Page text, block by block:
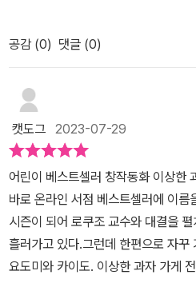
는 치사라는아이와 같이 타게 되죠
었고 집에 온 하루타는 천옥원에 가고
고 고함을 한 번도 안 질러서새로운
더 무서운 롤러코스터를 타다 피에로
들을 떠올리게 됩니다그런데 신지는
러자 스피커에서 말이 나옵니다지난
제 지옥에 뱃속 코스를 즐겨 주십시
다...아이는 읽으면서 얼마나 재미있
쉽지 않고 이야기해준다고 바쁘네요.
천옥원으로 오게 됩니다란이 관심을
포스에무섭고 섬뜩한 결말을 내어줄
맞는 이야기가 아닐까 싶어요.실제로
머나' 싶더라구요 ㅎㅎ​​​​이번에 전천당
상한 놀이공원 천옥원은전천당 시리
지의 에피소드가옴니버스 형식으로
이공원에서 볼 수 있는 다양한 소재
는 놀이공원을무서운 공간으로 상상
요.그러면서 빠져들게 되는 스토리
생각이 들었답니다.두근두근 대관람
콘, 어느 과자 가게에서,마령의 점술
목 극장 ​​전천당이 희망을 주는 이야
하는 이야기가 가득합니다^^​천옥원
공감 (0) 댓글 (0)
캣도그 2023-07-29
어린이 베스트셀러 창작동화 이상한
바로 온라인 서점 베스트셀러에 이
시즌이 되어 로쿠조 교수와 대결을
흘러가고 있다.그런데 한편으로 자꾸
요도미와 카이도. 이상한 과자 가게